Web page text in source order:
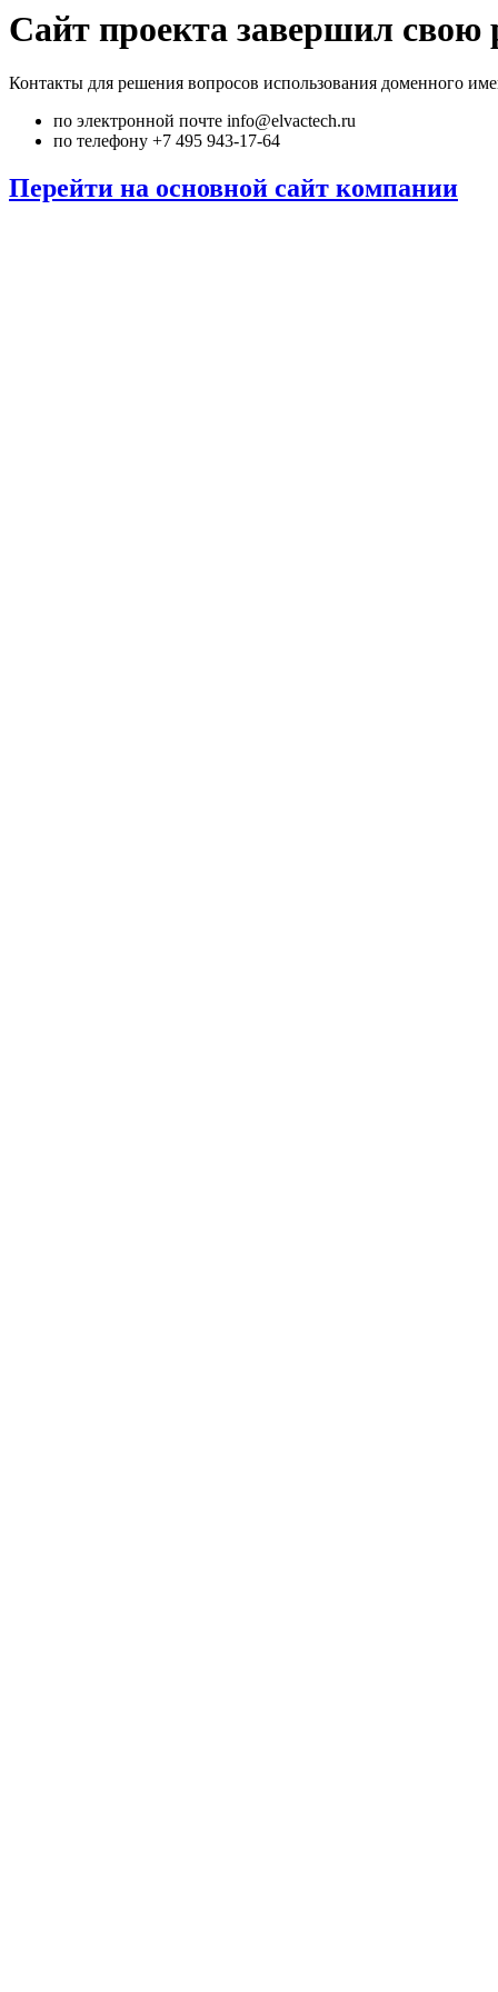
Сайт проекта завершил свою
Контакты для решения вопросов использования доменного
по электронной почте info@elvactech.ru
по телефону +7 495 943-17-64
Перейти на основной сайт компании